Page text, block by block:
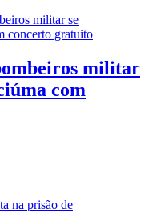
militar
com